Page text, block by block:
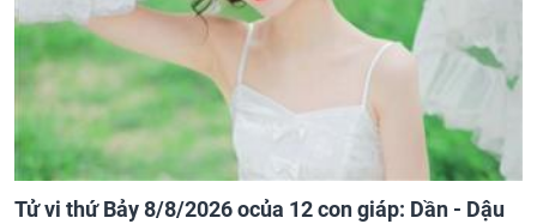
Tử vi thứ Bảy 8/8/2026 ocủa 12 con giáp: Dần - Dậu